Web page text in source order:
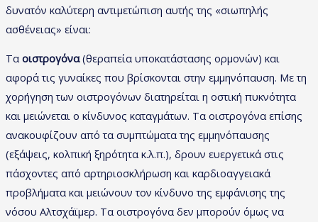
δυνατόν καλύτερη αντιμετώπιση αυτής της «σιωπηλής
ασθένειας» είναι:
Τα οιστρογόνα(θεραπεία υποκατάστασης ορμονών) και
αφορά τις γυναίκες που βρίσκονται στην εμμηνόπαυση. Με τη
χορήγηση των οιστρογόνων διατηρείται η οστική πυκνότητα
και μειώνεται ο κίνδυνος καταγμάτων. Τα οιστρογόνα επίσης
ανακουφίζουν από τα συμπτώματα της εμμηνόπαυσης
(εξάψεις, κολπική ξηρότητα κ.λ.π.), δρουν ευεργετικά στις
πάσχοντες από αρτηριοσκλήρωση και καρδιοαγγειακά
προβλήματα και μειώνουν τον κίνδυνο της εμφάνισης της
νόσου Αλτσχάϊμερ. Τα οιστρογόνα δεν μπορούν όμως να